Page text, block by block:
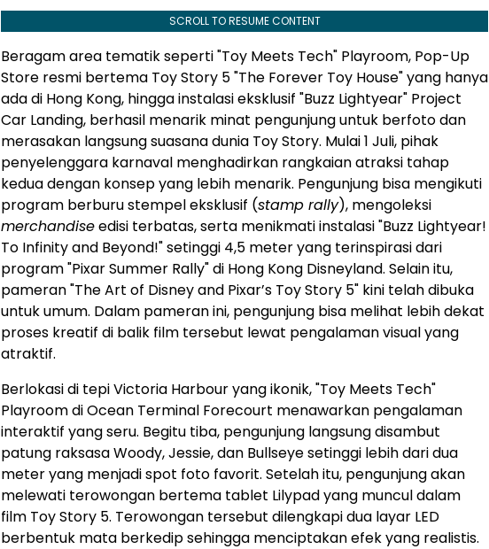
SCROLL TO RESUME CONTENT
Beragam area tematik seperti "Toy Meets Tech" Playroom, Pop-Up
Store resmi bertema Toy Story 5 "The Forever Toy House" yang hanya
ada di Hong Kong, hingga instalasi eksklusif "Buzz Lightyear" Project
Car Landing, berhasil menarik minat pengunjung untuk berfoto dan
merasakan langsung suasana dunia Toy Story. Mulai 1 Juli, pihak
penyelenggara karnaval menghadirkan rangkaian atraksi tahap
kedua dengan konsep yang lebih menarik. Pengunjung bisa mengikuti
program berburu stempel eksklusif (stamp rally), mengoleksi
merchandiseedisi terbatas, serta menikmati instalasi "Buzz Lightyear!
To Infinity and Beyond!" setinggi 4,5 meter yang terinspirasi dari
program "Pixar Summer Rally" di Hong Kong Disneyland. Selain itu,
pameran "The Art of Disney and Pixar’s Toy Story 5" kini telah dibuka
untuk umum. Dalam pameran ini, pengunjung bisa melihat lebih dekat
proses kreatif di balik film tersebut lewat pengalaman visual yang
atraktif.
Berlokasi di tepi Victoria Harbour yang ikonik, "Toy Meets Tech"
Playroom di Ocean Terminal Forecourt menawarkan pengalaman
interaktif yang seru. Begitu tiba, pengunjung langsung disambut
patung raksasa Woody, Jessie, dan Bullseye setinggi lebih dari dua
meter yang menjadi spot foto favorit. Setelah itu, pengunjung akan
melewati terowongan bertema tablet Lilypad yang muncul dalam
film Toy Story 5. Terowongan tersebut dilengkapi dua layar LED
berbentuk mata berkedip sehingga menciptakan efek yang realistis.